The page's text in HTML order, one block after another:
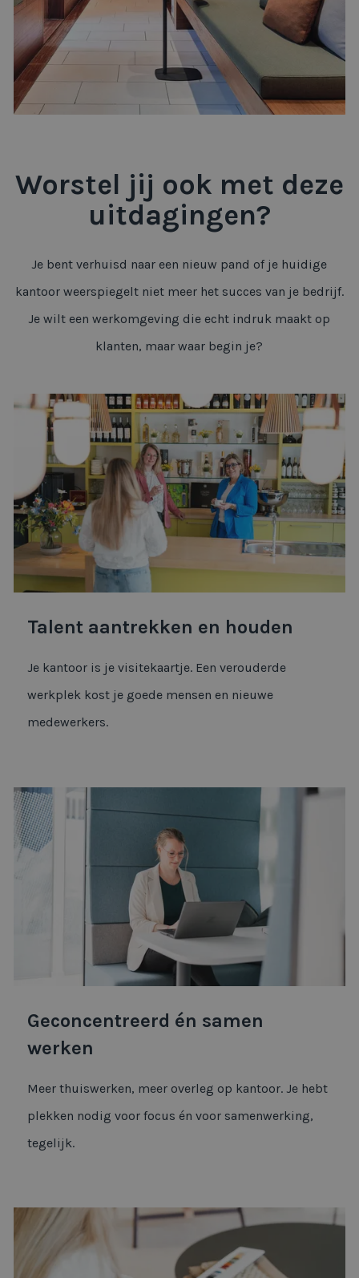
Worstel jij ook met deze
uitdagingen?
Je bent verhuisd naar een nieuw pand of je huidige
kantoor weerspiegelt niet meer het succes van je bedrijf.
Je wilt een werkomgeving die echt indruk maakt op
klanten, maar waar begin je?
Talent aantrekken en houden
Je kantoor is je visitekaartje. Een verouderde
werkplek kost je goede mensen en nieuwe
medewerkers.
Geconcentreerd én samen
werken
Meer thuiswerken, meer overleg op kantoor. Je hebt
plekken nodig voor focus én voor samenwerking,
tegelijk.